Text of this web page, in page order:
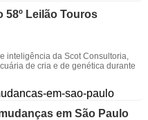
58º Leilão Touros
inteligência da Scot Consultoria,
de cria e de genética durante
em São Paulo